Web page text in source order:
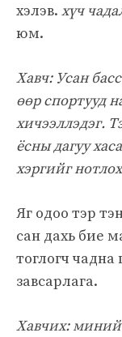
хэлэв. хүч
юм.
Хавч: Усан
өөр спортууд
хичээллэдэг.
ёсны дагуу
хэргийг
Яг одоо тэр
сан дахь бие
тоглогч чадна
завсарлага.
Хавчих: миний